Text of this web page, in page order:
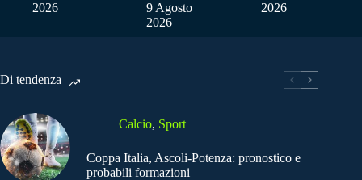
2026
9 Agosto
2026
2026
Di tendenza
Calcio, Sport
Coppa Italia, Ascoli-Potenza: pronostico e
probabili formazioni